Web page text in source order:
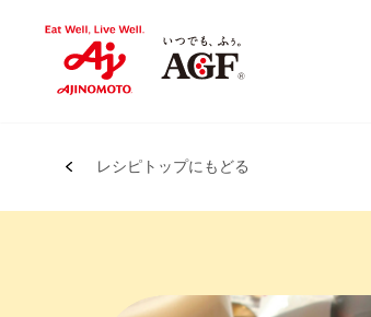
レシピトップにもどる